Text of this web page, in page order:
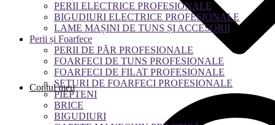
Contul meu
PERII ELECTRICE PROFESIONALE
BIGUDIURI ELECTRICE PROFESIONALE
LAME MAȘINI DE TUNS ȘI ACCESORII
Perii și Foarfece
PERII DE PĂR PROFESIONALE
FOARFECI DE TUNS PROFESIONALE
FOARFECI DE FILAT PROFESIONALE
SETURI DE FOARFECI PROFESIONALE
PIEPTENI
BRICE
BIGUDIURI